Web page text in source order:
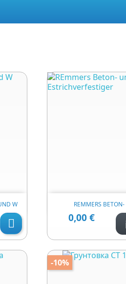
W

REMMERS
Ціна
0,00 €
 Швидкий
-10%